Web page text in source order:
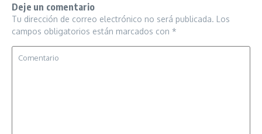
Deje un comentario
Tu dirección de correo electrónico no será publicada. Los
campos obligatorios están marcados con *